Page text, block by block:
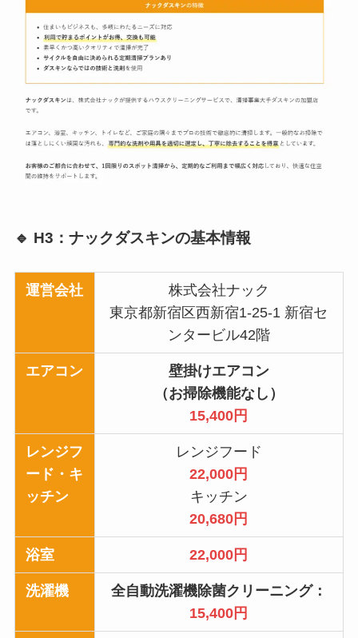
🔹 H3： ナックダスキンの基本情報
運営会社
株式会社ナック
東京都新宿区西新宿1-25-1 新宿セ
ンタービル42階
エアコン
壁掛けエアコン
（お掃除機能なし）
15,400円
レンジフ
ード・キ
ッチン
レンジフード
22,000円
キッチン
20,680円
浴室 22,000円
洗濯機
全自動洗濯機除菌クリーニング：
15,400円